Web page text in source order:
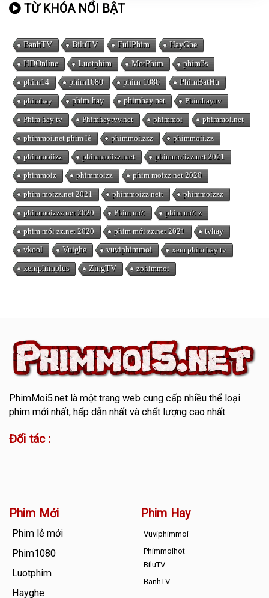
TỪ KHÓA NỔI BẬT
BanhTV BiluTV FullPhim HayGhe
HDOnline Luotphim MotPhim phim3s
phim14 phim1080 phim 1080 PhimBatHu
phimhay phim hay phimhay.net Phimhay.tv
Phim hay tv Phimhaytvv.net phimmoi phimmoi.net
phimmoi.net phim lẻ phimmoi.zzz phimmoii.zz
phimmoiizz phimmoiizz.met phimmoiizz.net 2021
phimmoiz phimmoizz phim moizz.net 2020
phim moizz.net 2021 phimmoizz.nett phimmoizzz
phimmoizzz.net 2020 Phim mới phim mới z
phim mới zz.net 2020 phim mới zz.net 2021 tvhay
vkool Vuighe vuviphimmoi xem phim hay tv
xemphimplus ZingTV zphimmoi
PhimMoi5.netlà một trang web cung cấp nhiều thể loại
phim mới nhất, hấp dẫn nhất và chất lượng cao nhất.
Đối tác :
Phim Mới
Phim lẻ mới
Phim1080
Luotphim
Hayghe
Phim Hay
Vuviphimmoi
Phimmoihot
BiluTV
BanhTV